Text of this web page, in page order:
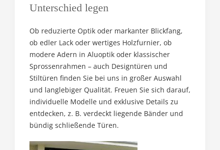
Unterschied legen
Ob reduzierte Optik oder markanter Blickfang,
ob edler Lack oder wertiges Holzfurnier, ob
modere Adern in Aluoptik oder klassischer
Sprossenrahmen – auch Designtüren und
Stiltüren finden Sie bei uns in großer Auswahl
und langlebiger Qualität. Freuen Sie sich darauf,
individuelle Modelle und exklusive Details zu
entdecken, z. B. verdeckt liegende Bänder und
bündig schließende Türen.